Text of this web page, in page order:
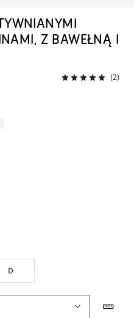
Z BAWEŁNĄ I
(2)
D